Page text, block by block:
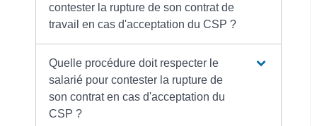
contester la rupture de son contrat de
travail en cas d'acceptation du CSP ?
Quelle procédure doit respecter le
salarié pour contester la rupture de
son contrat en cas d'acceptation du
CSP ?